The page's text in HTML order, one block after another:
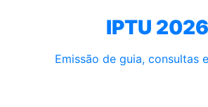
IPTU 2026
Emissão de guia, consultas